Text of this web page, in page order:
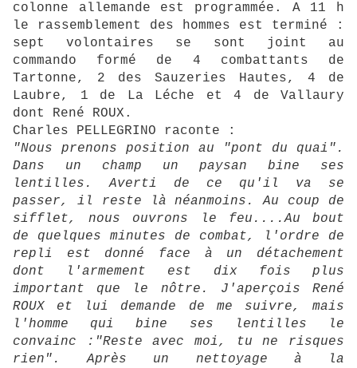
colonne allemande est programmée. A 11 h
le rassemblement des hommes est terminé :
sept volontaires se sont joint au
commando formé de 4 combattants de
Tartonne, 2 des Sauzeries Hautes, 4 de
Laubre, 1 de La Léche et 4 de Vallaury
dont René ROUX.
Charles PELLEGRINO raconte :
"Nous prenons position au "pont du quai".
Dans un champ un paysan bine ses
lentilles. Averti de ce qu'il va se
passer, il reste là néanmoins. Au coup de
sifflet, nous ouvrons le feu....Au bout
de quelques minutes de combat, l'ordre de
repli est donné face à un détachement
dont l'armement est dix fois plus
important que le nôtre. J'aperçois René
ROUX et lui demande de me suivre, mais
l'homme qui bine ses lentilles le
convainc :"Reste avec moi, tu ne risques
rien". Après un nettoyage à la